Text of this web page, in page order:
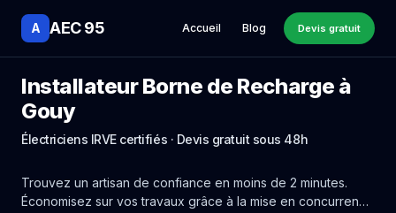
A AEC 95 Accueil Blog Devis gratuit
Installateur Borne de Recharge à
Gouy
Électriciens IRVE certifiés · Devis gratuit sous 48h
Trouvez un artisan de confiance en moins de 2 minutes.
Économisez sur vos travaux grâce à la mise en concurrence